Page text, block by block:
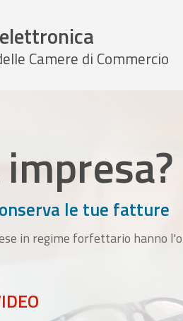
Camere di Commercio
le tue fatture
in regime forfettario hanno